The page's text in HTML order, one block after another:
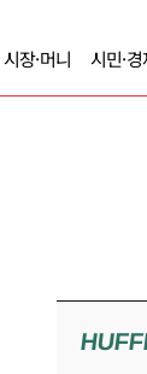
시장·머니 시민·